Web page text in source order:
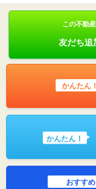
この不動
友だち追
かんたん！
かんたん！
おすす